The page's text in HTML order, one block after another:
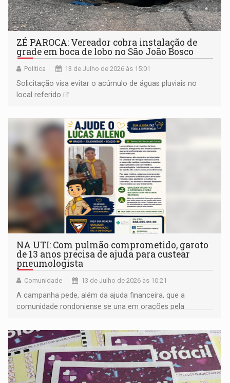
ZÉ PAROCA: Vereador cobra instalação de
grade em boca de lobo no São João Bosco
Política 13 de Julho de 2026 às 15:01
Solicitação visa evitar o acúmulo de águas pluviais no
local referido
NA UTI: Com pulmão comprometido, garoto
de 13 anos precisa de ajuda para custear
pneumologista
Comunidade 13 de Julho de 2026 às 10:21
A campanha pede, além da ajuda financeira, que a
comunidade rondoniense se una em orações pela